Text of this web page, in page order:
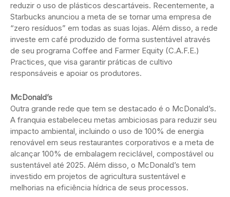
reduzir o uso de plásticos descartáveis. Recentemente, a
Starbucks anunciou a meta de se tornar uma empresa de
“zero resíduos” em todas as suas lojas. Além disso, a rede
investe em café produzido de forma sustentável através
de seu programa Coffee and Farmer Equity (C.A.F.E.)
Practices, que visa garantir práticas de cultivo
responsáveis e apoiar os produtores.
McDonald’s
Outra grande rede que tem se destacado é o McDonald’s.
A franquia estabeleceu metas ambiciosas para reduzir seu
impacto ambiental, incluindo o uso de 100% de energia
renovável em seus restaurantes corporativos e a meta de
alcançar 100% de embalagem reciclável, compostável ou
sustentável até 2025. Além disso, o McDonald’s tem
investido em projetos de agricultura sustentável e
melhorias na eficiência hídrica de seus processos.